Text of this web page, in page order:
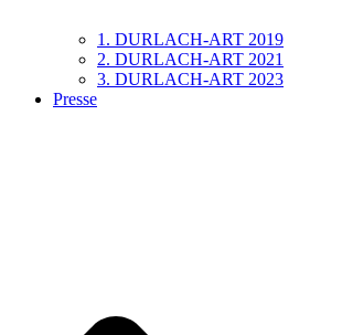
1. DURLACH-ART 2019
2. DURLACH-ART 2021
3. DURLACH-ART 2023
Presse